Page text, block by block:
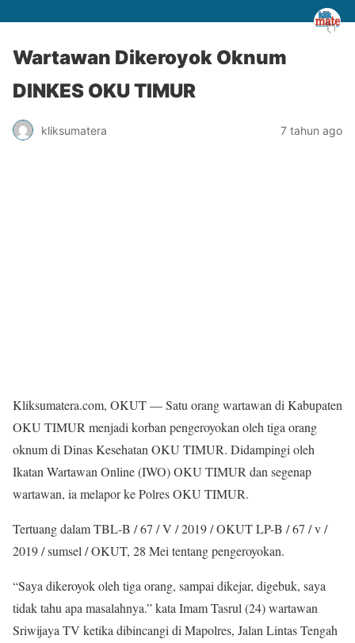
Wartawan Dikeroyok Oknum
DINKES OKU TIMUR
kliksumatera 7 tahun ago
Kliksumatera.com, OKUT — Satu orang wartawan di Kabupaten
OKU TIMUR menjadi korban pengeroyokan oleh tiga orang
oknum di Dinas Kesehatan OKU TIMUR. Didampingi oleh
Ikatan Wartawan Online (IWO) OKU TIMUR dan segenap
wartawan, ia melapor ke Polres OKU TIMUR.
Tertuang dalam TBL-B / 67 / V / 2019 / OKUT LP-B / 67 / v /
2019 / sumsel / OKUT, 28 Mei tentang pengeroyokan.
“Saya dikeroyok oleh tiga orang, sampai dikejar, digebuk, saya
tidak tahu apa masalahnya.” kata Imam Tasrul (24) wartawan
Sriwijaya TV ketika dibincangi di Mapolres, Jalan Lintas Tengah